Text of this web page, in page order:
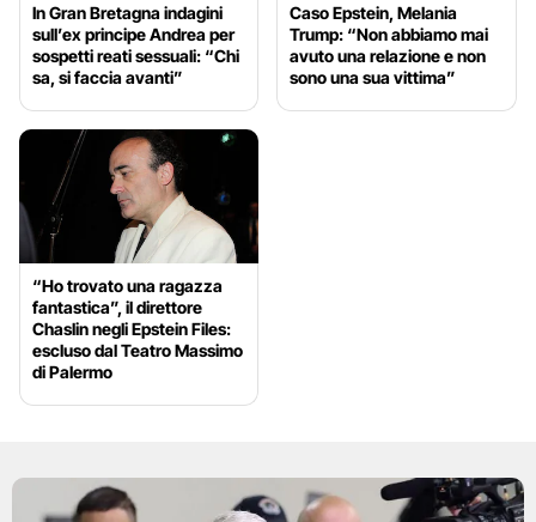
In Gran Bretagna indagini
sull’ex principe Andrea per
sospetti reati sessuali: “Chi
sa, si faccia avanti”
Caso Epstein, Melania
Trump: “Non abbiamo mai
avuto una relazione e non
sono una sua vittima”
“Ho trovato una ragazza
fantastica”, il direttore
Chaslin negli Epstein Files:
escluso dal Teatro Massimo
di Palermo